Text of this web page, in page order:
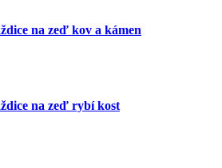
na zeď kov a kámen
na zeď rybí kost